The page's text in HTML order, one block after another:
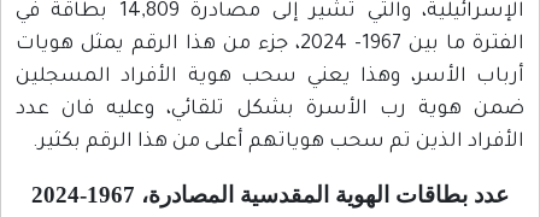
الإسرائيلية، والتي تشير إلى مصادرة 14,809 بطاقة في
الفترة ما بين 1967- 2024، جزء من هذا الرقم يمثل هويات
أرباب الأسر، وهذا يعني سحب هوية الأفراد المسجلين
ضمن هوية رب الأسرة بشكل تلقائي، وعليه فان عدد
الأفراد الذين تم سحب هوياتهم أعلى من هذا الرقم بكثير.
عدد بطاقات الهوية المقدسية المصادرة، 1967-2024